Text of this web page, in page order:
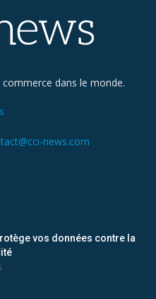
dans le monde.
news.com
vos données contre la